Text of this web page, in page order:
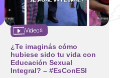
Videos
¿Te imaginás cómo
hubiese sido tu vida con
Educación Sexual
Integral? – #EsConESI